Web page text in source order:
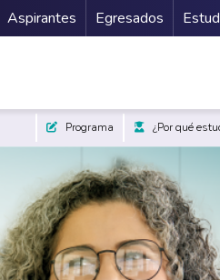
Menu
Aspirantes Egresados
Programa ¿Por qué